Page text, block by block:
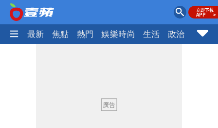
最新 焦點 熱門 娛樂時尚 生活 政治 社會